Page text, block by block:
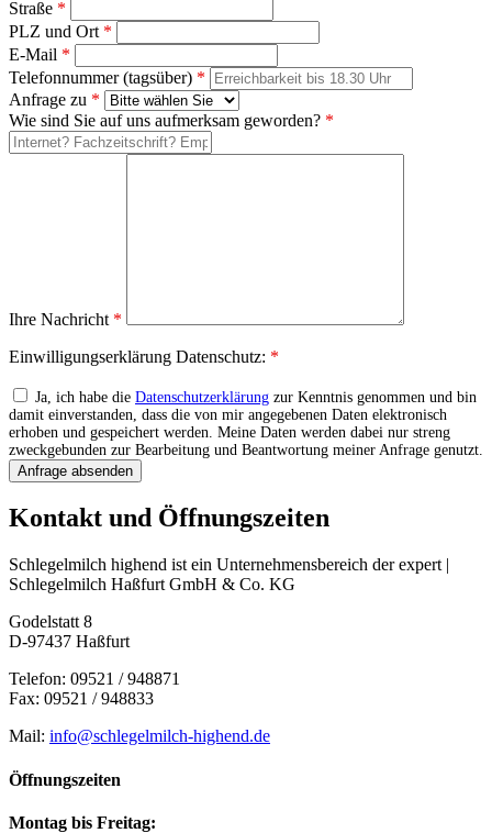
Straße *
PLZ und Ort *
E-Mail *
Telefonnummer (tagsüber) *
Anfrage zu *
Wie sind Sie auf uns aufmerksam geworden? *
Ihre Nachricht *
Einwilligungserklärung Datenschutz: *
Ja, ich habe die Datenschutzerklärung zur Kenntnis genommen und bin
damit einverstanden, dass die von mir angegebenen Daten elektronisch
erhoben und gespeichert werden. Meine Daten werden dabei nur streng
zweckgebunden zur Bearbeitung und Beantwortung meiner Anfrage genutzt.
Kontakt und Öffnungszeiten
Schlegelmilch highend ist ein Unternehmensbereich der expert |
Schlegelmilch Haßfurt GmbH & Co. KG
Godelstatt 8
D-97437 Haßfurt
Telefon: 09521 / 948871
Fax: 09521 / 948833
Mail: info@schlegelmilch-highend.de
Öffnungszeiten
Montag bis Freitag: